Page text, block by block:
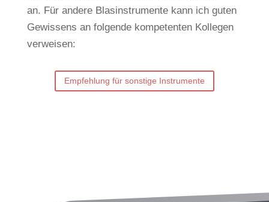
an. Für andere Blasinstrumente kann ich guten
Gewissens an folgende kompetenten Kollegen
verweisen:
Empfehlung für sonstige Instrumente